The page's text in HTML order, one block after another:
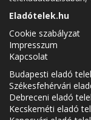
Eladótelek.hu
Cookie szabályzat
Impresszum
Kapcsolat
Budapesti eladó
Székesfehérvári
Debreceni eladó
Kecskeméti eladó